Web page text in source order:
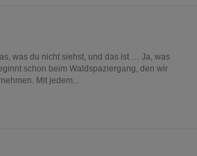
was du nicht siehst, und das ist … Ja, was
schon beim Waldspaziergang, den wir
Mit jedem...